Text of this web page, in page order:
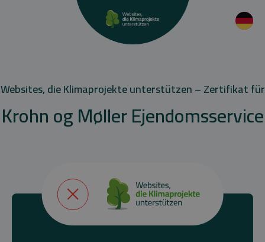
Websites, die Klimaprojekte unterstützen – Zertifikat für
Krohn og Møller Ejendomsservice